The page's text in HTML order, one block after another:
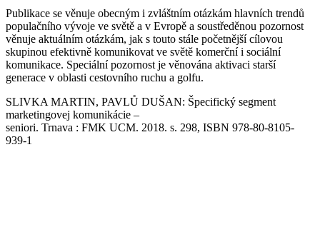
Publikace se věnuje obecným i zvláštním otázkám hlavních trendů
populačního vývoje ve světě a v Evropě a soustředěnou pozornost
věnuje aktuálním otázkám, jak s touto stále početnější cílovou
skupinou efektivně komunikovat ve světě komerční i sociální
komunikace. Speciální pozornost je věnována aktivaci starší
generace v oblasti cestovního ruchu a golfu.
SLIVKA MARTIN, PAVLŮ DUŠAN: Špecifický segment
marketingovej komunikácie –
seniori. Trnava : FMK UCM. 2018. s. 298, ISBN 978-80-8105-
939-1